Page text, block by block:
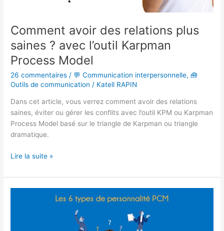
Comment avoir des relations plus
saines ? avec l’outil Karpman
Process Model
26 commentaires / 💬 Communication interpersonnelle,🧰
Outils de communication / Katell RAPIN
Dans cet article, vous verrez comment avoir des relations
saines, éviter ou gérer les conflits avec l’outil KPM ou Karpman
Process Model basé sur le triangle de Karpman ou triangle
dramatique.
Lire la suite »